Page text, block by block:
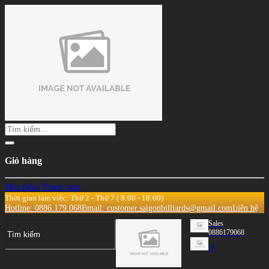
Giỏ hàng
Mua thêm Thanh toán
Thời gian làm việc: Thứ 2 - Thứ 7 ( 8:00 - 18:00)
Hotline: 0886.179.068Email: customer.saigonbilliards@gmail.comLiên hệ
Sales
0886179068
0